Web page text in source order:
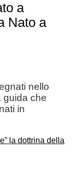
a
Nato a
nello
guida che
in